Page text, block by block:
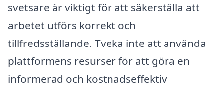
svetsare är viktigt för att säkerställa att
arbetet utförs korrekt och
tillfredsställande. Tveka inte att använda
plattformens resurser för att göra en
informerad och kostnadseffektiv